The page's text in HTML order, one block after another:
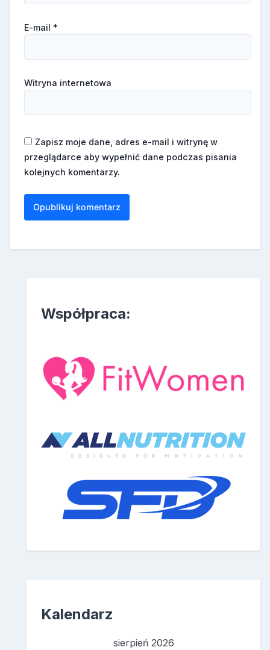
E-mail *
Witryna internetowa
Zapisz moje dane, adres e-mail i witrynę w
przeglądarce aby wypełnić dane podczas pisania
kolejnych komentarzy.
Współpraca:
Kalendarz
sierpień 2026